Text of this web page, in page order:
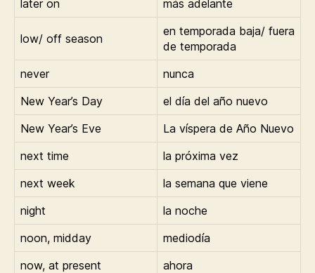
later on más adelante
low/ off season
en temporada baja/ fuera
de temporada
never
nunca
New Year’s Day
el día del año nuevo
New Year’s Eve
La víspera de Año Nuevo
next time
la próxima vez
next week
la semana que viene
night
la noche
noon, midday
mediodía
now, at present
ahora